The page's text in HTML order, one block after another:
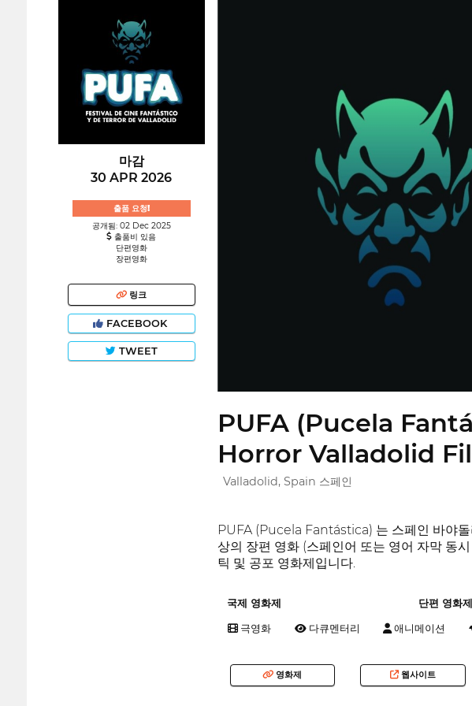
마감
30 APR 2026
출품 요청!
공개됨: 02 Dec 2025
출품비 있음
단편영화
장편영화
링크
FACEBOOK
TWEET
PUFA (Pucela
Horror Valladolid
Valladolid, Spain 스페인
PUFA (Pucela Fantástica) 는 스페인 바야돌
상의 장편 영화 (스페인어 또는 영어 자막 동
틱 및 공포 영화제입니다.
국제 영화제 단편 영화제
극영화 다큐멘터리 애니메이션
영화제 웹사이트